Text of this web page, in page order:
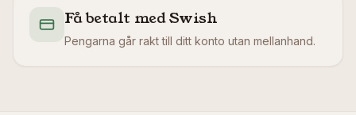
Få betalt med Swish
Pengarna går rakt till ditt konto utan mellanhand.